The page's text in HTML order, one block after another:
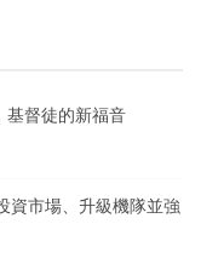
基督徒的新福音
資市場、升級機隊並強